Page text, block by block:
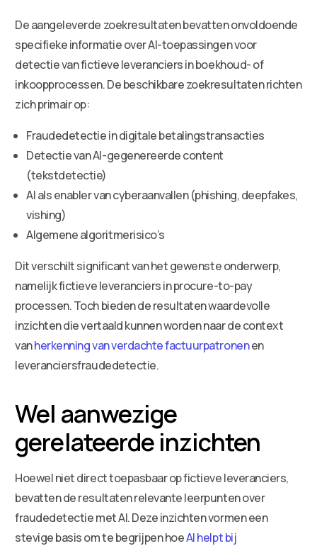
De aangeleverde zoekresultaten bevatten onvoldoende
specifieke informatie over AI-toepassingen voor
detectie van fictieve leveranciers in boekhoud- of
inkoopprocessen. De beschikbare zoekresultaten richten
zich primair op:
Fraudedetectie in digitale betalingstransacties
Detectie van AI-gegenereerde content
(tekstdetectie)
AI als enabler van cyberaanvallen (phishing, deepfakes,
vishing)
Algemene algoritmerisico’s
Dit verschilt significant van het gewenste onderwerp,
namelijk fictieve leveranciers in procure-to-pay
processen. Toch bieden de resultaten waardevolle
inzichten die vertaald kunnen worden naar de context
vanherkenning van verdachte factuurpatronenen
leveranciersfraudedetectie.
Wel aanwezige
gerelateerde inzichten
Hoewel niet direct toepasbaar op fictieve leveranciers,
bevatten de resultaten relevante leerpunten over
fraudedetectie met AI. Deze inzichten vormen een
stevige basis om te begrijpen hoeAI helpt bij